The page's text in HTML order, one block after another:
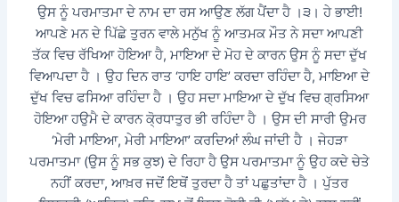
ਉਸ ਨੂੰ ਪਰਮਾਤਮਾ ਦੇ ਨਾਮ ਦਾ ਰਸ ਆਉਣ ਲੱਗ ਪੈਂਦਾ ਹੈ ।੩। ਹੇ ਭਾਈ!
ਆਪਣੇ ਮਨ ਦੇ ਪਿੱਛੇ ਤੁਰਨ ਵਾਲੇ ਮਨੁੱਖ ਨੂੰ ਆਤਮਕ ਮੌਤ ਨੇ ਸਦਾ ਆਪਣੀ
ਤੱਕ ਵਿਚ ਰੱਖਿਆ ਹੋਇਆ ਹੈ, ਮਾਇਆ ਦੇ ਮੋਹ ਦੇ ਕਾਰਨ ਉਸ ਨੂੰ ਸਦਾ ਦੁੱਖ
ਵਿਆਪਦਾ ਹੈ । ਉਹ ਦਿਨ ਰਾਤ ‘ਹਾਇ ਹਾਇ’ ਕਰਦਾ ਰਹਿੰਦਾ ਹੈ, ਮਾਇਆ ਦੇ
ਦੁੱਖ ਵਿਚ ਫਸਿਆ ਰਹਿੰਦਾ ਹੈ । ਉਹ ਸਦਾ ਮਾਇਆ ਦੇ ਦੁੱਖ ਵਿਚ ਗ੍ਰਸਿਆ
ਹੋਇਆ ਹਉਮੈ ਦੇ ਕਾਰਨ ਕੋ੍ਰਧਾਤੁਰ ਭੀ ਰਹਿੰਦਾ ਹੈ । ਉਸ ਦੀ ਸਾਰੀ ਉਮਰ
‘ਮੇਰੀ ਮਾਇਆ, ਮੇਰੀ ਮਾਇਆ’ ਕਰਦਿਆਂ ਲੰਘ ਜਾਂਦੀ ਹੈ । ਜੇਹੜਾ
ਪਰਮਾਤਮਾ (ਉਸ ਨੂੰ ਸਭ ਕੁਝ) ਦੇ ਰਿਹਾ ਹੈ ਉਸ ਪਰਮਾਤਮਾ ਨੂੰ ਉਹ ਕਦੇ ਚੇਤੇ
ਨਹੀਂ ਕਰਦਾ, ਆਖ਼ਰ ਜਦੋਂ ਇਥੋਂ ਤੁਰਦਾ ਹੈ ਤਾਂ ਪਛੁਤਾਂਦਾ ਹੈ । ਪੁੱਤਰ